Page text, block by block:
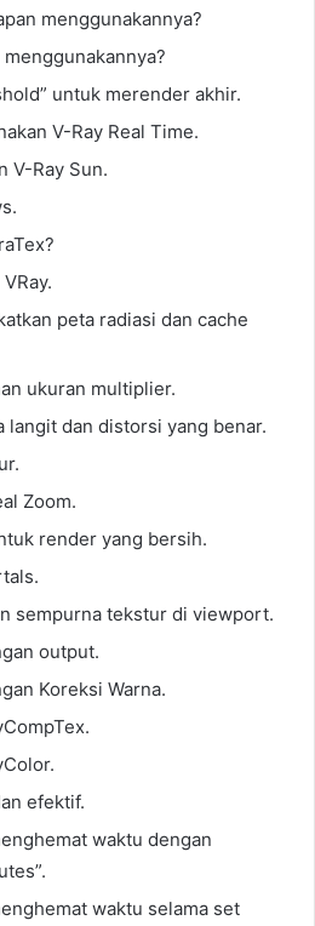
menggunakannya?
untuk merender akhir.
V-Ray Real Time.
V-Ray Sun.
peta radiasi dan cache
ukuran multiplier.
langit dan distorsi yang benar.
Zoom.
render yang bersih.
sempurna tekstur di viewport.
output.
Koreksi Warna.
efektif.
waktu dengan
waktu selama set